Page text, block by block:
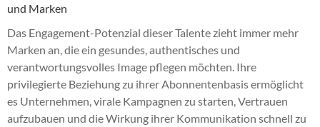
und Marken
Das Engagement-Potenzial dieser Talente zieht immer mehr
Marken an, die ein gesundes, authentisches und
verantwortungsvolles Image pflegen möchten. Ihre
privilegierte Beziehung zu ihrer Abonnentenbasis ermöglicht
es Unternehmen, virale Kampagnen zu starten, Vertrauen
aufzubauen und die Wirkung ihrer Kommunikation schnell zu